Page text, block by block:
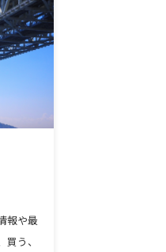
報や最
う、